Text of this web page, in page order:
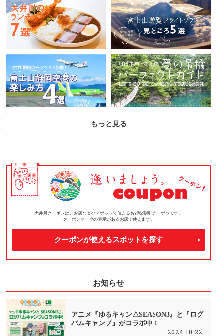
もっと見る
大井川クーポンは、お店などのスポットで使えるお得な割引クーポンです。
クーポンマークの表示があるお店で使えます。
クーポンが使えるスポットを探す
お知らせ
アニメ『ゆるキャン△SEASON3』と『ログ
バムキャンプ』がコラボ中！
2024.10.22